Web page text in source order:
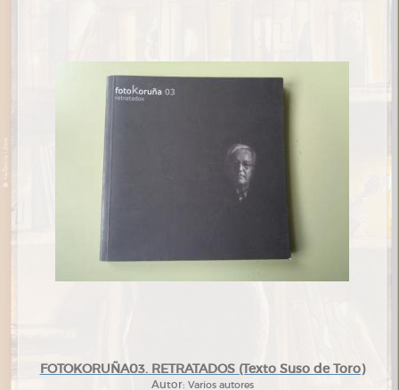
FOTOKORUÑA03. RETRATADOS (Texto Suso de Toro)
Autor: Varios autores